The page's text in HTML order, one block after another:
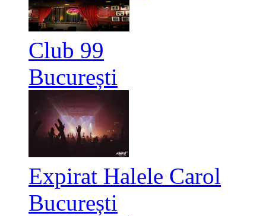
Club 99
București
Expirat Halele Carol
București